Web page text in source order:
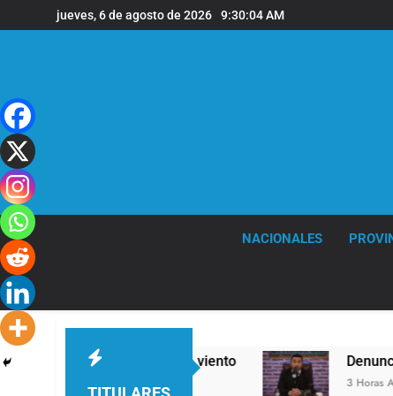
al
jueves, 6 de agosto de 2026 9:30:05 AM
NACIONALES
ráfagas de viento Denunciaron
3 Horas Atrás